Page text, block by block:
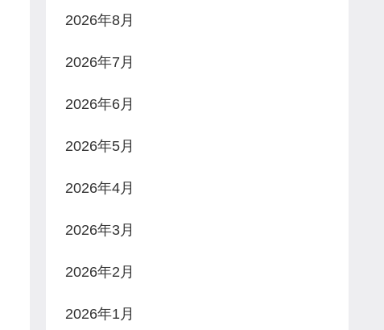
2026年8月
2026年7月
2026年6月
2026年5月
2026年4月
2026年3月
2026年2月
2026年1月